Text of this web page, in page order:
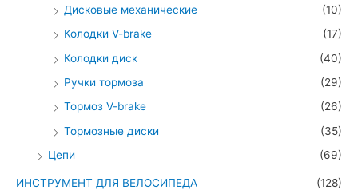
Дисковые механические
(10)
Колодки V-brake
(17)
Колодки диск
(40)
Ручки тормоза
(29)
Тормоз V-brake
(26)
Тормозные диски
(35)
Цепи
(69)
ИНСТРУМЕНТ ДЛЯ ВЕЛОСИПЕДА (128)